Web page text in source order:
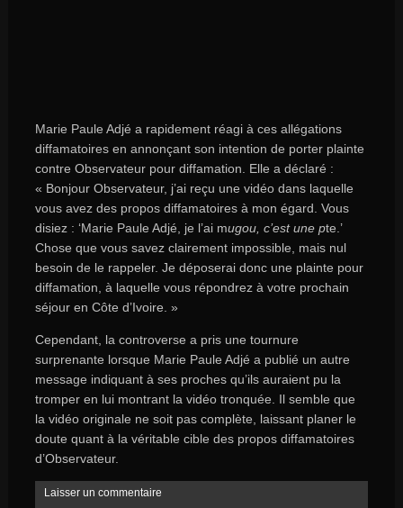
Marie Paule Adjé a rapidement réagi à ces allégations
diffamatoires en annonçant son intention de porter plainte
contre Observateur pour diffamation. Elle a déclaré :
« Bonjour Observateur, j’ai reçu une vidéo dans laquelle
vous avez des propos diffamatoires à mon égard. Vous
disiez : ‘Marie Paule Adjé, je l’ai mugou, c’est une pte.’
Chose que vous savez clairement impossible, mais nul
besoin de le rappeler. Je déposerai donc une plainte pour
diffamation, à laquelle vous répondrez à votre prochain
séjour en Côte d’Ivoire. »
Cependant, la controverse a pris une tournure
surprenante lorsque Marie Paule Adjé a publié un autre
message indiquant à ses proches qu’ils auraient pu la
tromper en lui montrant la vidéo tronquée. Il semble que
la vidéo originale ne soit pas complète, laissant planer le
doute quant à la véritable cible des propos diffamatoires
d’Observateur.
Laisser un commentaire